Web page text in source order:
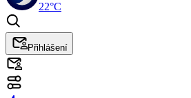
22°C
Přihlášení